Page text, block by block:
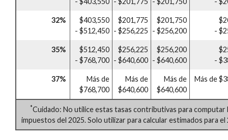
32%
$403,550
- $512,450
$201,775
- $256,225
$201,750
- $256,200
-
35%
$512,450
- $768,700
$256,225
- $640,600
$256,200
- $640,600
-
37%
Más de
$768,700
Más de
$640,600
Más de
$640,600
Más de
*Cuidado: No utilice estas tasas contributivas para computar
impuestos del 2025. Solo utilizar para calcular estimados para el